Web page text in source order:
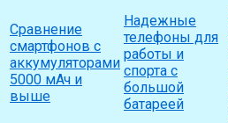
Сравнение
смартфонов с
аккумуляторами
5000 мАч и
выше
Надежные
телефоны для
работы и
спорта с
большой
батареей